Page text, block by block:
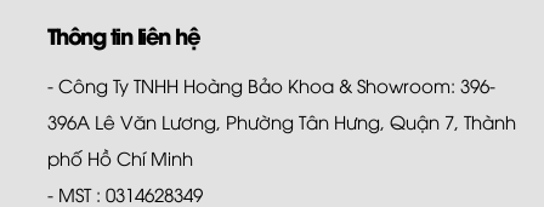
Thông tin liên hệ
- Công Ty TNHH Hoàng Bảo Khoa & Showroom: 396-
396A Lê Văn Lương, Phường Tân Hưng, Quận 7, Thành
phố Hồ Chí Minh
- MST : 0314628349